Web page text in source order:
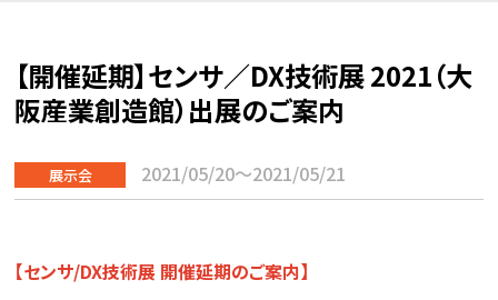
システム
「MAPS」
ド型販
売・生
ム
ADアセス
メント調査
ド環
【開催延期】センサ／DX技術展 2021（大
阪産業創造館）出展のご案内
展示会 2021/05/20～2021/05/21
【センサ/DX技術展 開催延期のご案内】